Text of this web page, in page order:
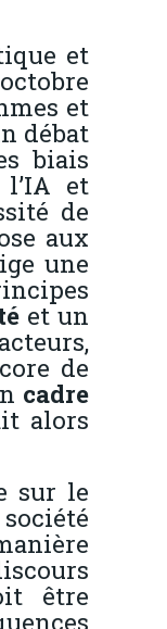
et
et
débat
biais
et
de
aux
une
et un
de
cadre
alors
sur le
être